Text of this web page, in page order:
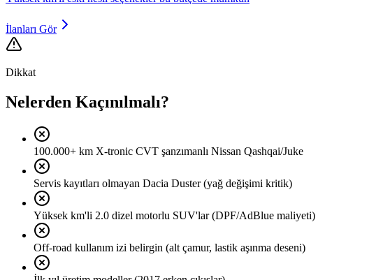
İlanları Gör
Dikkat
Nelerden Kaçınılmalı?
100.000+ km X-tronic CVT şanzımanlı Nissan Qashqai/Juke
Servis kayıtları olmayan Dacia Duster (yağ değişimi kritik)
Yüksek km'li 2.0 dizel motorlu SUV'lar (DPF/AdBlue maliyeti)
Off-road kullanım izi belirgin (alt çamur, lastik aşınma deseni)